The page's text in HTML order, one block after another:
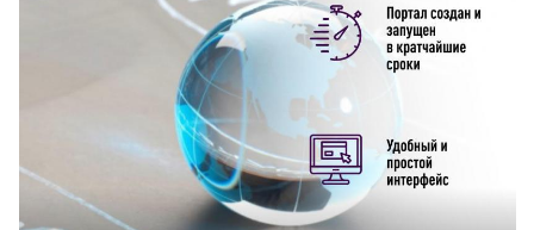
Смотреть проект